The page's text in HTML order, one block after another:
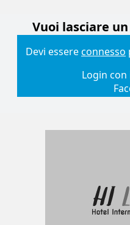
Vuoi lasciare
Devi essereconnesso
Login